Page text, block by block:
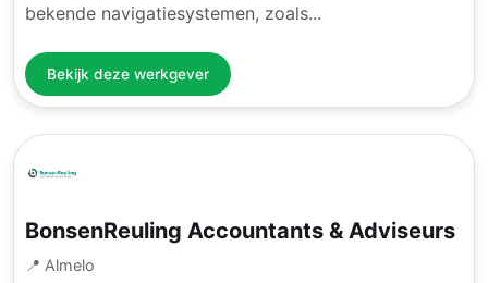
bekende navigatiesystemen, zoals...
Bekijk deze werkgever
BonsenReuling Accountants & Adviseurs
📍 Almelo